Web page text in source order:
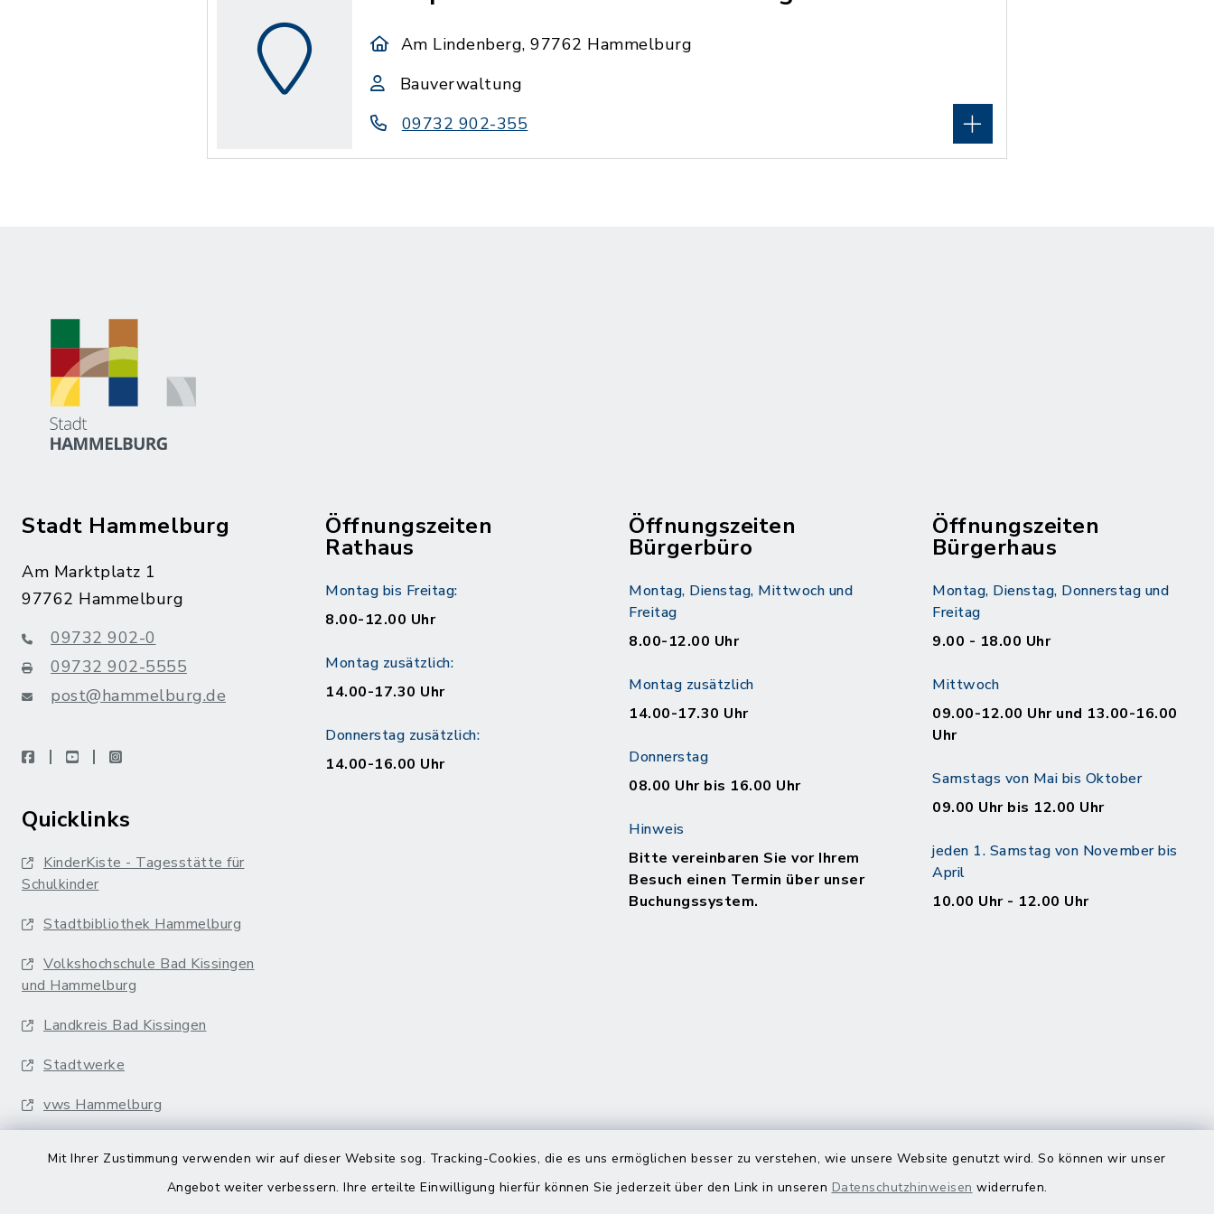
Mit Ihrer Zustimmung verwenden wir auf dieser Website sog. Tracking-Cookies, die es uns ermöglichen besser zu verstehen, wie unsere Website genutzt wird. So können wir unser
Angebot weiter verbessern. Ihre erteilte Einwilligung hierfür können Sie jederzeit über den Link in unseren Datenschutzhinweisen widerrufen.
Am Lindenberg, 97762 Hammelburg
Bauverwaltung
09732 902-355
Stadt Hammelburg
Am Marktplatz 1
97762 Hammelburg
09732 902-0
09732 902-5555
post@hammelburg.de
facebookyoutubeinstagram
Quicklinks
KinderKiste - Tagesstätte für
Schulkinder
Stadtbibliothek Hammelburg
Volkshochschule Bad Kissingen
und Hammelburg
Landkreis Bad Kissingen
Stadtwerke
vws Hammelburg
Öffnungszeiten
Rathaus
Montag bis Freitag:
8.00-12.00 Uhr
Montag zusätzlich:
14.00-17.30 Uhr
Donnerstag zusätzlich:
14.00-16.00 Uhr
Öffnungszeiten
Bürgerbüro
Montag, Dienstag, Mittwoch und
Freitag
8.00-12.00 Uhr
Montag zusätzlich
14.00-17.30 Uhr
Donnerstag
08.00 Uhr bis 16.00 Uhr
Hinweis
Bitte vereinbaren Sie vor Ihrem
Besuch einen Termin über unser
Buchungssystem.
Öffnungszeiten
Bürgerhaus
Montag, Dienstag, Donnerstag und
Freitag
9.00 - 18.00 Uhr
Mittwoch
09.00-12.00 Uhr und 13.00-16.00
Uhr
Samstags von Mai bis Oktober
09.00 Uhr bis 12.00 Uhr
jeden 1. Samstag von November bis
April
10.00 Uhr - 12.00 Uhr